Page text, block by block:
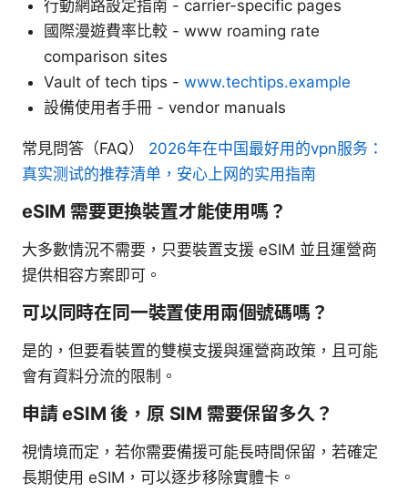
行動網路設定指南 - carrier-specific pages
國際漫遊費率比較 - www roaming rate
comparison sites
Vault of tech tips - www.techtips.example
設備使用者手冊 - vendor manuals
常見問答（FAQ） 2026年在中国最好用的vpn服务：
真实测试的推荐清单，安心上网的实用指南
eSIM 需要更換裝置才能使用嗎？
大多數情況不需要，只要裝置支援 eSIM 並且運營商
提供相容方案即可。
可以同時在同一裝置使用兩個號碼嗎？
是的，但要看裝置的雙模支援與運營商政策，且可能
會有資料分流的限制。
申請 eSIM 後，原 SIM 需要保留多久？
視情境而定，若你需要備援可能長時間保留，若確定
長期使用 eSIM，可以逐步移除實體卡。